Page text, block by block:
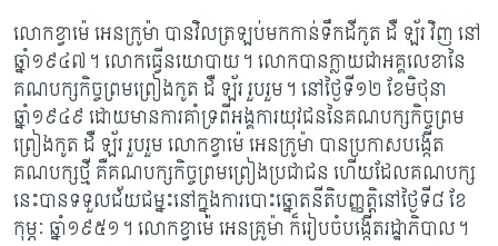
លោកខ្វាម៉េ អេនក្រូម៉ា បានវិលត្រឡប់មកកាន់ទឹកដីកូត ដឺ ឡ័រ វិញ នៅ
ឆ្នាំ១៩៤៧។ លោក​ធ្វើ​នយោបាយ។ លោកបានក្លាយជាអគ្គលេខានៃ
គណបក្សកិច្ចព្រម​ព្រៀង​កូត ដឺ ឡ័រ រួបរួម។ នៅ​ថ្ងៃទី១២ ខែមិថុនា
ឆ្នាំ១៩៤៩ ដោយមានការគាំទ្រពីអង្គការ​យុវជននៃគណបក្សកិច្ចព្រម​
ព្រៀង​​កូត ដឺ ឡ័រ រួបរួម លោកខ្វាម៉េ អេនក្រូម៉ា បាន​ប្រកាស​បង្កើត​
គណបក្សថ្មី គឺ​គណបក្ស​​កិច្ច​​ព្រមព្រៀង​ប្រជាជន​ ហើយដែលគណបក្ស
នេះបានទទួល​ជ័យជម្នះនៅ​ក្នុង​ការ​បោះឆ្នោត​​នីតិបញ្ញត្តិ​​នៅថ្ងៃទី៨ ខែ
កុម្ភៈ ឆ្នាំ១៩៥១។ លោកខ្វាម៉េ អេនគ្រូម៉ា ក៏រៀបចំបង្កើត​រដ្ឋាភិបាល។